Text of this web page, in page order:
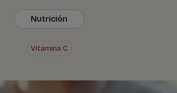
Nutrición
Vitamina C